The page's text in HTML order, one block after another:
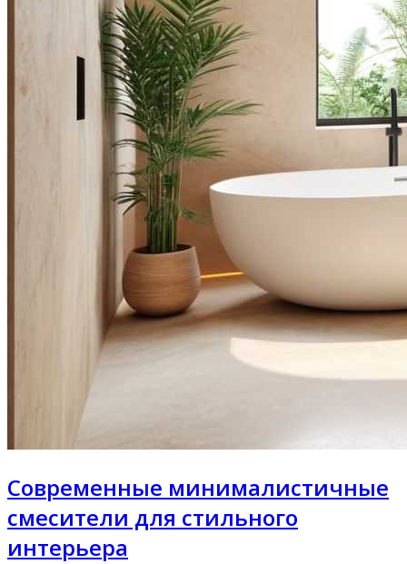
Современные минималистичные
смесители для стильного
интерьера